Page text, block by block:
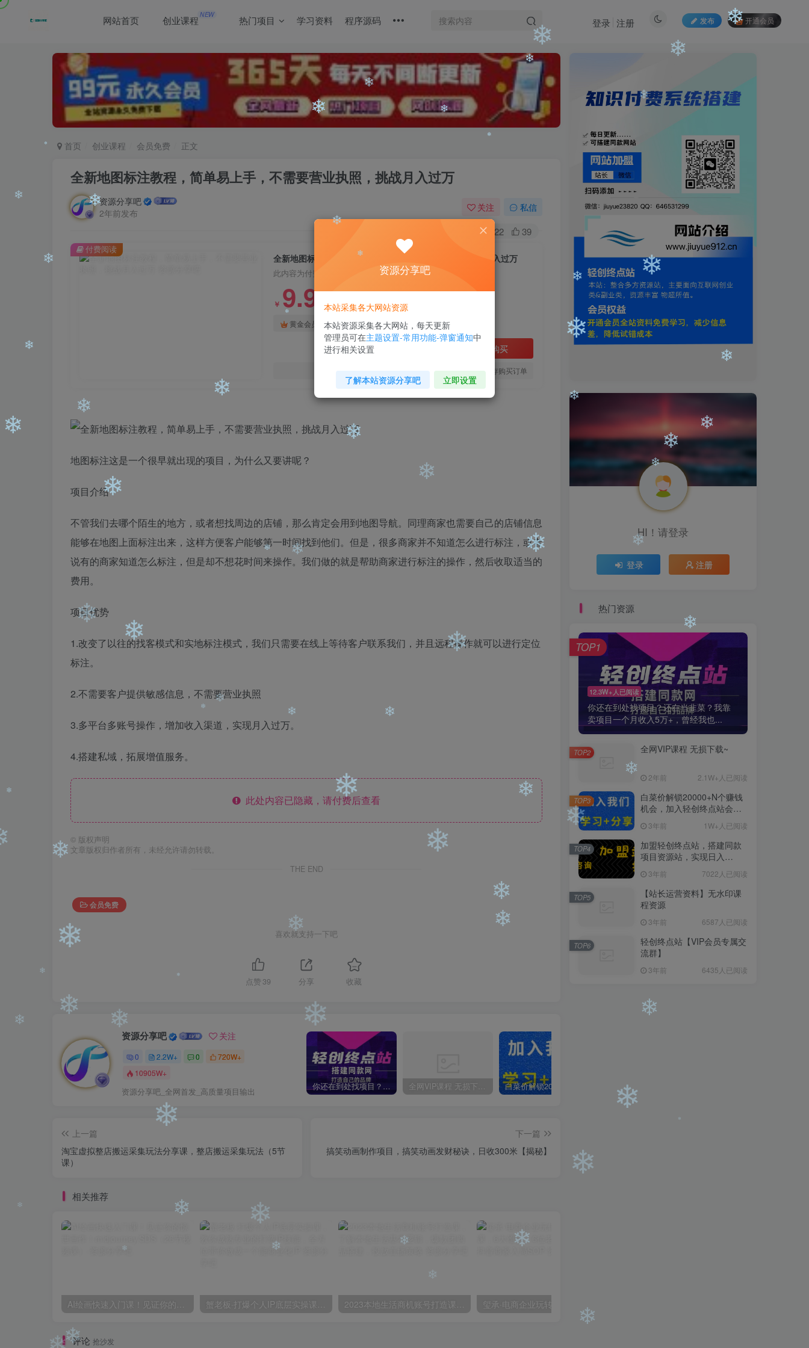
网站首页 创业课程 NEW 热门项目 学习资料 程序源码 发布 开通会员
登录 注册
首页 创业课程 会员免费 正文
全新地图标注教程，简单易上手，不需要营业执照，挑战月入过万
资源分享吧
2年前发布
关注 私信
2522 39
全新地图标注教程，简单易上手，不需要营业执照，挑战月入过万
此内容为付费阅读，请付费后查看
￥ 9.9 ￥99
黄金会员 免费 钻石会员 免费
立即购买
您当前未登录！建议登陆后购买，可保存购买订单
付费阅读
地图标注这是一个很早就出现的项目，为什么又要讲呢？
项目介绍
不管我们去哪个陌生的地方，或者想找周边的店铺，那么肯定会用到地图导航。同理商家也需要自己的店铺信息
能够在地图上面标注出来，这样方便客户能够第一时间找到他们。但是，很多商家并不知道怎么进行标注，或者
说有的商家知道怎么标注，但是却不想花时间来操作。我们做的就是帮助商家进行标注的操作，然后收取适当的
费用。
项目优势
1.改变了以往的找客模式和实地标注模式，我们只需要在线上等待客户联系我们，并且远程操作就可以进行定位
标注。
2.不需要客户提供敏感信息，不需要营业执照
3.多平台多账号操作，增加收入渠道，实现月入过万。
4.搭建私域，拓展增值服务。
此处内容已隐藏，请付费后查看
© 版权声明
文章版权归作者所有，未经允许请勿转载。
THE END
会员免费
喜欢就支持一下吧
点赞 39 分享 收藏
资源分享吧 关注
0 2.2W+ 0
720W+
10905W+
资源分享吧_全网首发_高质量项目输出 你还在到处找项目？还在当韭菜？我靠卖项目一个月收入5万+，曾经我也是个失败者。 全网VIP课程 无损下载~
上一篇
淘宝虚拟整店搬运采集玩法分享课，整店搬运采集玩法（5节
课）
下一篇
搞笑动画制作项目，搞笑动画发财秘诀，日收300米【揭秘】
相关推荐
评论 抢沙发
HI！请登录
登录 注册
热门资源
12.3W+人已阅读
你还在到处找项目？还在当韭菜？我靠
卖项目一个月收入5万+，曾经我也...
TOP1
全网VIP课程 无损下载~
2年前 2.1W+人已阅读
TOP2
白菜价解锁20000+N个赚钱
机会，加入轻创终点站会
3年前 1W+人已阅读
TOP3
加盟轻创终点站，搭建同款
项目资源站，实现日入
3年前 7022人已阅读
TOP4
【站长运营资料】无水印课
程资源
3年前 6587人已阅读
TOP5
轻创终点站【VIP会员专属交
流群】
3年前 6435人已阅读
TOP6
资源分享吧
本站采集各大网站资源
本站资源采集各大网站，每天更新
管理员可在主题设置-常用功能-弹窗通知中
进行相关设置
了解本站资源分享吧 立即设置
❄
❄ ❄
❄
❄
❄
❄
❄
❄
❄
❄
❄
❄
❄ ❄
❄ ❄ ❄
❄
❄
❄
❄
❄
❄
❄
❄ ❄
❄
❄
❄ ❄
❄
❄